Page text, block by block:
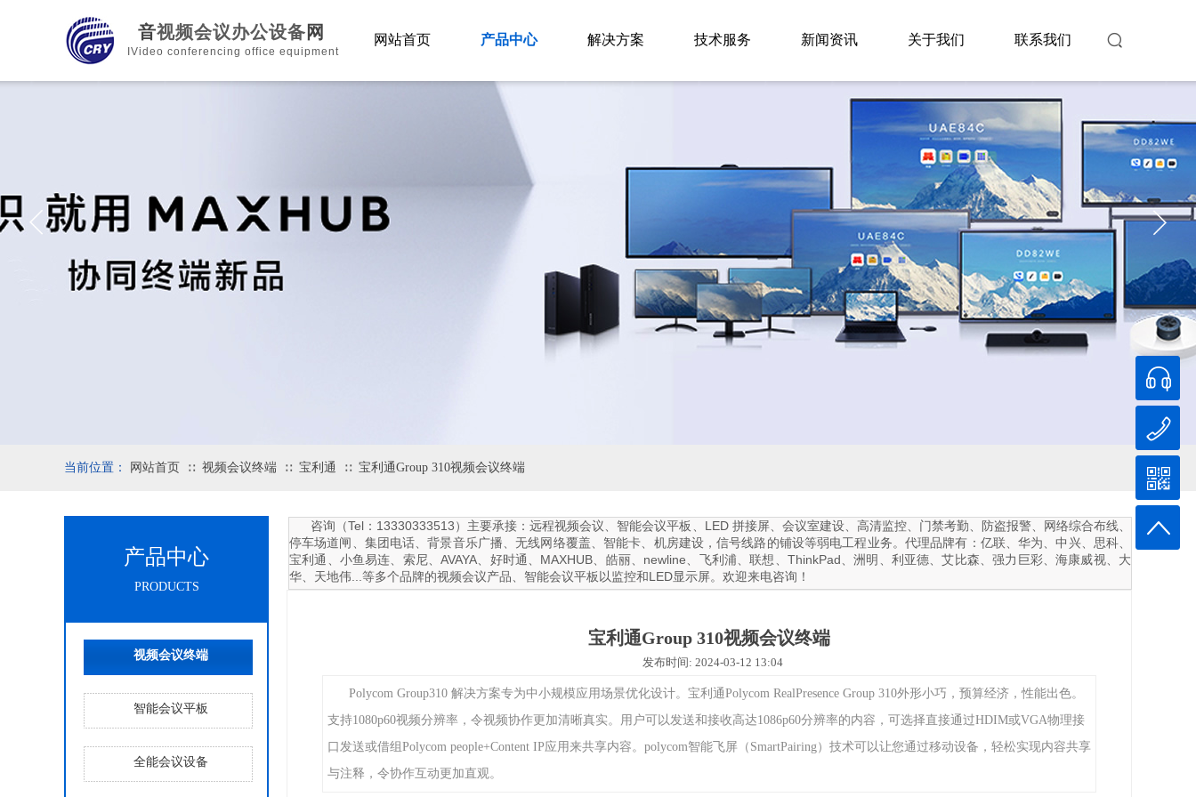
网站首页 ∷ 视频会议终端 ∷ 宝利通 ∷ 宝利通Group 310视频会议终端
当前位置：
产品中心
PRODUCTS
视频会议终端
智能会议平板
全能会议设备
咨询（Tel：13330333513）主要承接：远程视频会议、智能会议平板、LED 拼接屏、会议室建设、高清监控、门禁考勤、防盗报警、网络综合布线、
停车场道闸、集团电话、背景音乐广播、无线网络覆盖、智能卡、机房建设，信号线路的铺设等弱电工程业务。代理品牌有：亿联、华为、中兴、思科、
宝利通、小鱼易连、索尼、AVAYA、好时通、MAXHUB、皓丽、newline、飞利浦、联想、ThinkPad、洲明、利亚德、艾比森、强力巨彩、海康威视、大
华、天地伟...等多个品牌的视频会议产品、智能会议平板以监控和LED显示屏。欢迎来电咨询！
宝利通Group 310视频会议终端
发布时间: 2024-03-12 13:04
Polycom Group310 解决方案专为中小规模应用场景优化设计。宝利通Polycom RealPresence Group 310外形小巧，预算经济，性能出色。
支持1080p60视频分辨率，令视频协作更加清晰真实。用户可以发送和接收高达1086p60分辨率的内容，可选择直接通过HDIM或VGA物理接
口发送或借组Polycom people+Content IP应用来共享内容。polycom智能飞屏（SmartPairing）技术可以让您通过移动设备，轻松实现内容共享
与注释，令协作互动更加直观。
Video conferencing office equipment
音视频会议办公设备 网 网站首页 产品中心 解决方案 技术服务 新闻资讯 关于我们 联系我们